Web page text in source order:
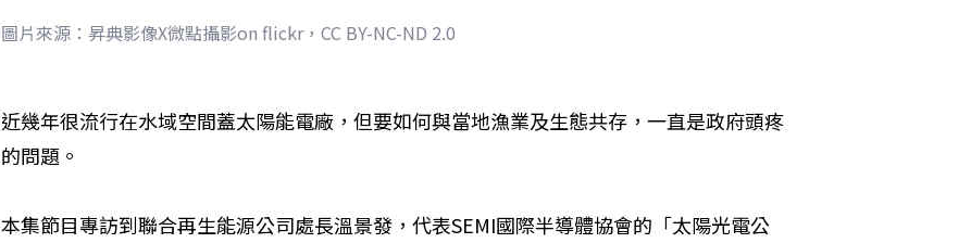
圖片來源：昇典影像X微點攝影on flickr，CC BY-NC-ND 2.0
近幾年很流行在水域空間蓋太陽能電廠，但要如何與當地漁業及生態共存，一直是政府頭疼
的問題。
本集節目專訪到聯合再生能源公司處長溫景發，代表SEMI國際半導體協會的「太陽光電公